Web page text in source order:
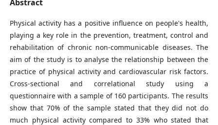
Abstract
Physical activity has a positive influence on people's health,
playing a key role in the prevention, treatment, control and
rehabilitation of chronic non-communicable diseases. The
aim of the study is to analyse the relationship between the
practice of physical activity and cardiovascular risk factors.
Cross-sectional and correlational study using a
questionnaire with a sample of 160 participants. The results
show that 70% of the sample stated that they did not do
much physical activity compared to 33% who stated that